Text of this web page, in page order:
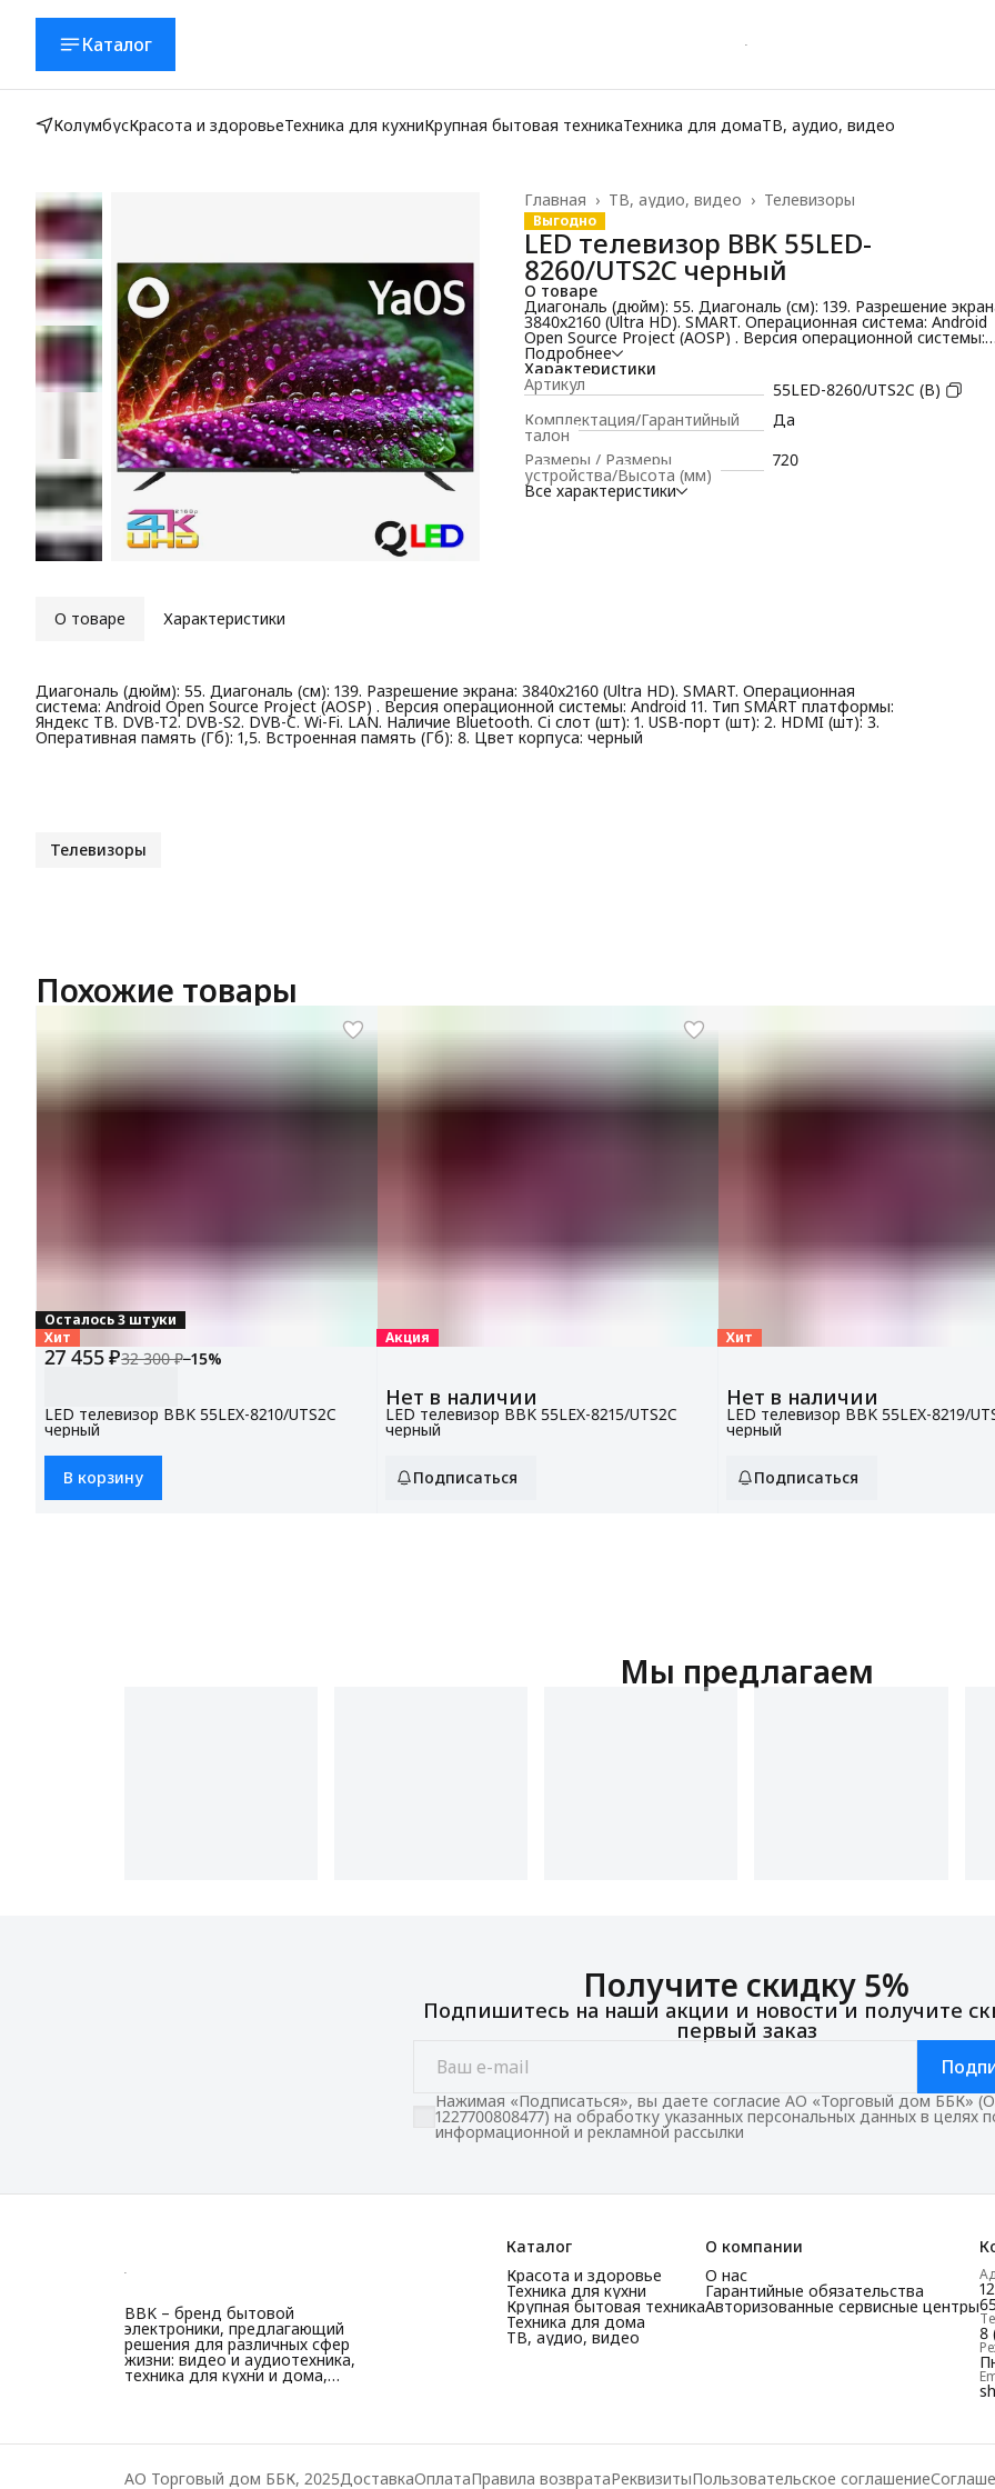
Каталог
КолумбусКрасота и здоровьеТехника для кухниКрупная бытовая техникаТехника для домаТВ, аудио, видео
Телевизоры
ТВ, аудио, видео ›
Главная ›
Выгодно
LED телевизор BBK 55LED-
8260/UTS2C черный
О товаре
Диагональ (дюйм): 55. Диагональ (см): 139. Разрешение
3840x2160 (Ultra HD). SMART. Операционная система: Android
Open Source Project (AOSP) . Версия операционной системы:
Android 11. Тип SMART платформы: Яндекс ТВ. DVB-T2. DVB-
DVB-C. Wi-Fi. LAN. Наличие Bluetooth. Ci слот (шт): 1. USB-порт
(шт): 2. HDMI (шт): 3. Оперативная память (Гб): 1,5.
память (Гб): 8. Цвет корпуса: черный
Подробнее
Характеристики
Артикул
55LED-8260/UTS2C (B)
Комплектация/Гарантийный
талон
Да
Размеры / Размеры
устройства/Высота (мм)
720
Все характеристики
О товаре Характеристики
Диагональ (дюйм): 55. Диагональ (см): 139. Разрешение экрана: 3840x2160 (Ultra HD). SMART. Операционная
система: Android Open Source Project (AOSP) . Версия операционной системы: Android 11. Тип SMART платформы:
Яндекс ТВ. DVB-T2. DVB-S2. DVB-C. Wi-Fi. LAN. Наличие Bluetooth. Ci слот (шт): 1. USB-порт (шт): 2. HDMI (шт): 3.
Оперативная память (Гб): 1,5. Встроенная память (Гб): 8. Цвет корпуса: черный
Телевизоры
Похожие товары
Осталось 3 штуки
Хит
27 455 ₽32 300 ₽−15%
LED телевизор BBK 55LEX-8210/UTS2C
черный
В корзину
Акция
Нет в наличии
LED телевизор BBK 55LEX-8215/UTS2C
черный
Подписаться
Хит
Нет в наличии
LED телевизор BBK 55LEX-8219/
черный
Подписаться
Мы предлагаем
Получите скидку 5%
Подпишитесь на наши акции и новости и получите
первый заказ
Нажимая «Подписаться», вы даете согласие АО «Торговый дом ББК»
1227700808477) на обработку указанных персональных данных в целях
информационной и рекламной рассылки
BBK – бренд бытовой
электроники, предлагающий
решения для различных сфер
жизни: видео и аудиотехника,
техника для кухни и дома,
красоты и здоровья.
Каталог
Красота и здоровье
Техника для кухни
Крупная бытовая техника
Техника для дома
ТВ, аудио, видео
О компании
О нас
Гарантийные обязательства
Авторизованные сервисные центры
8
АО Торговый дом ББК, 2025ДоставкаОплатаПравила возвратаРеквизитыПользовательское соглашение